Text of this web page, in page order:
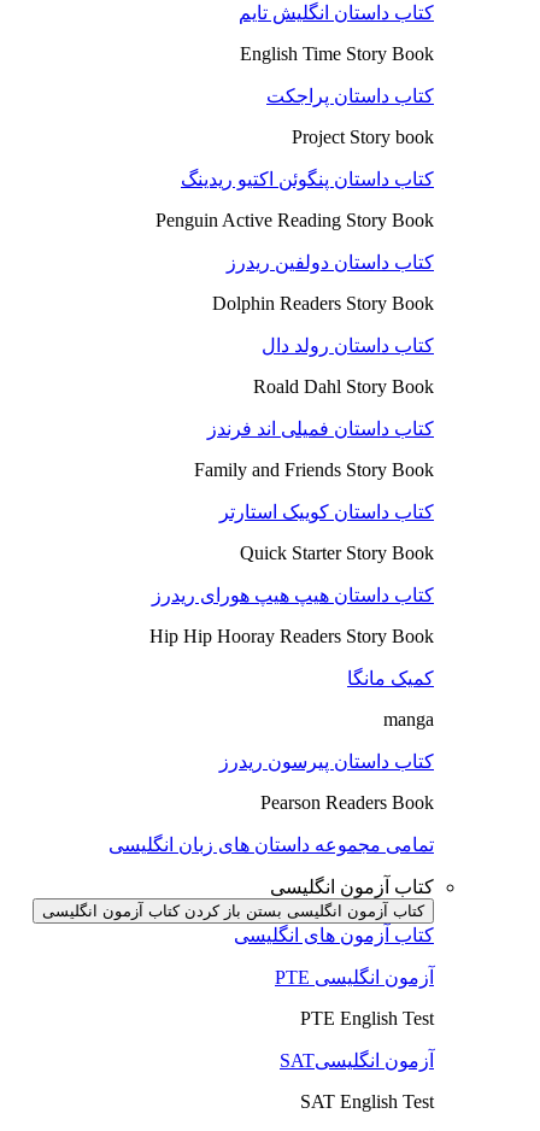
کتاب داستان انگلیش تایم
English Time Story Book
کتاب داستان پراجکت
Project Story book
کتاب داستان پنگوئن اکتیو ریدینگ
Penguin Active Reading Story Book
کتاب داستان دولفین ریدرز
Dolphin Readers Story Book
کتاب داستان رولد دال
Roald Dahl Story Book
کتاب داستان فمیلی اند فرندز
Family and Friends Story Book
کتاب داستان کوییک استارتر
Quick Starter Story Book
کتاب داستان هیپ هیپ هورای ریدرز
Hip Hip Hooray Readers Story Book
کمیک مانگا
manga
کتاب داستان پیرسون ریدرز
Pearson Readers Book
تمامی مجموعه داستان های زبان انگلیسی
کتاب آزمون انگلیسی
کتاب آزمون انگلیسی بستن باز کردن کتاب آزمون انگلیسی
کتاب آزمون های انگلیسی
آزمون انگلیسی PTE
PTE English Test
آزمون انگلیسیSAT
SAT English Test